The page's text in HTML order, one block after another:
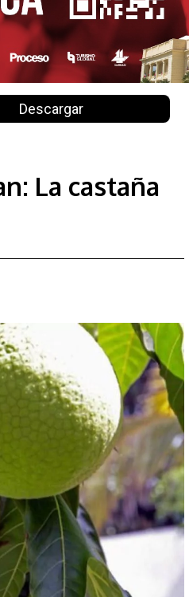
Descargar
La castaña